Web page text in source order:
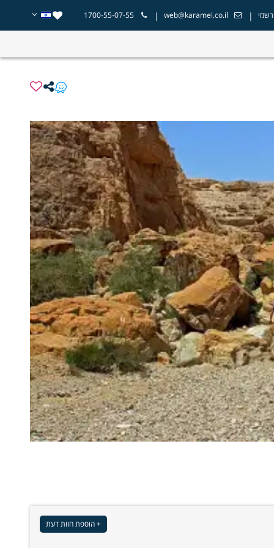
|
web@karamel.co.il
|
1700-55-07-55
+ הוספת חוות דעת